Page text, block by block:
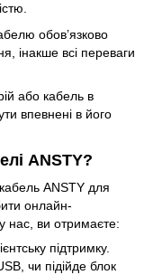
обов’язково
інакше всі переваги
або кабель в
впевнені в його
ANSTY?
ANSTY для
онлайн-
нас, ви отримаєте:
підтримку.
чи підійде блок